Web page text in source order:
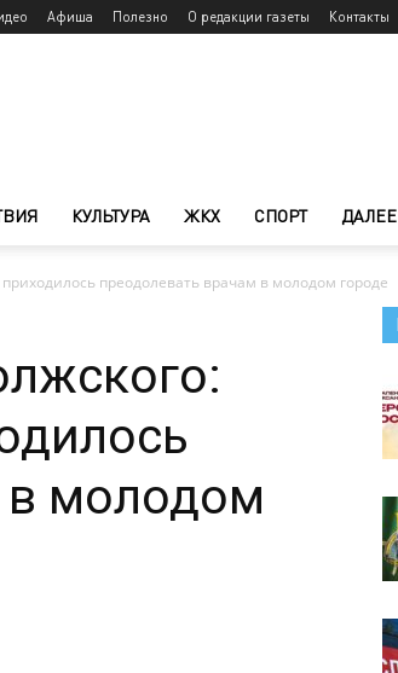
Афиша Полезно О редакции газеты Контакты
КУЛЬТУРА ЖКХ СПОРТ ДАЛЕЕ
преодолевать врачам в молодом городе
в молодом